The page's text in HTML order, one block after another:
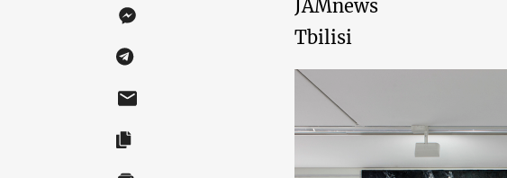
JAMnews
Tbilisi